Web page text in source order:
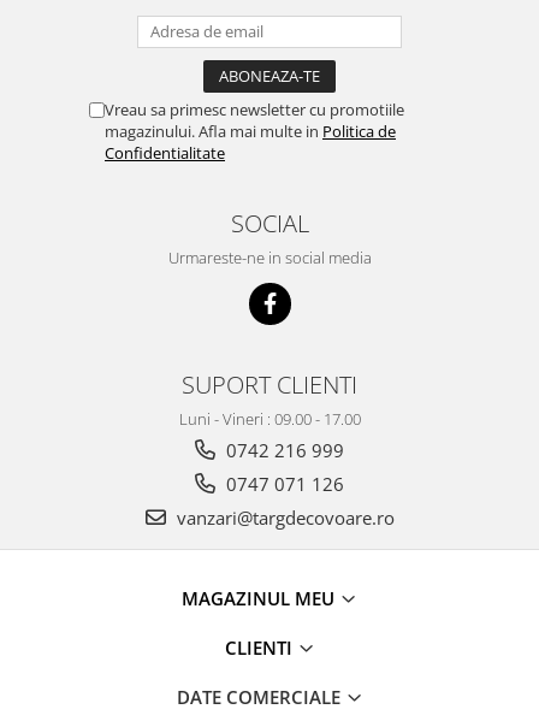
Vreau sa primesc newsletter cu promotiile
magazinului. Afla mai multe in Politica de
Confidentialitate
SOCIAL
Urmareste-ne in social media
SUPORT CLIENTI
Luni - Vineri : 09.00 - 17.00
0742 216 999
0747 071 126
vanzari@targdecovoare.ro
MAGAZINUL MEU
CLIENTI
DATE COMERCIALE